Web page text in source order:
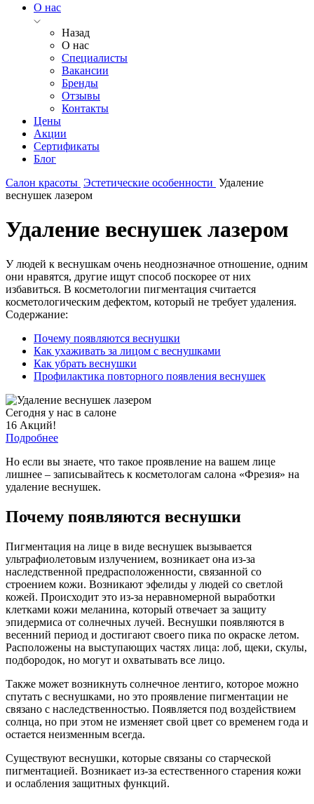
О нас
Назад
О нас
Специалисты
Вакансии
Бренды
Отзывы
Контакты
Цены
Акции
Сертификаты
Блог
Салон красоты Эстетические особенности Удаление
веснушек лазером
Удаление веснушек лазером
У людей к веснушкам очень неоднозначное отношение, одним
они нравятся, другие ищут способ поскорее от них
избавиться. В косметологии пигментация считается
косметологическим дефектом, который не требует удаления.
Содержание:
Почему появляются веснушки
Как ухаживать за лицом с веснушками
Как убрать веснушки
Профилактика повторного появления веснушек
Сегодня у нас в салоне
16 Акций!
Подробнее
Но если вы знаете, что такое проявление на вашем лице
лишнее – записывайтесь к косметологам салона «Фрезия» на
удаление веснушек.
Почему появляются веснушки
Пигментация на лице в виде веснушек вызывается
ультрафиолетовым излучением, возникает она из-за
наследственной предрасположенности, связанной со
строением кожи. Возникают эфелиды у людей со светлой
кожей. Происходит это из-за неравномерной выработки
клетками кожи меланина, который отвечает за защиту
эпидермиса от солнечных лучей. Веснушки появляются в
весенний период и достигают своего пика по окраске летом.
Расположены на выступающих частях лица: лоб, щеки, скулы,
подбородок, но могут и охватывать все лицо.
Также может возникнуть солнечное лентиго, которое можно
спутать с веснушками, но это проявление пигментации не
связано с наследственностью. Появляется под воздействием
солнца, но при этом не изменяет свой цвет со временем года и
остается неизменным всегда.
Существуют веснушки, которые связаны со старческой
пигментацией. Возникает из-за естественного старения кожи
и ослабления защитных функций.